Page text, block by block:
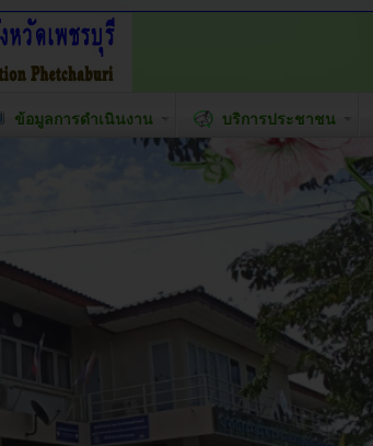
ข้อมูลการดำเนินงาน บริการประชาชน